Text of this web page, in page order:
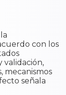
con los
validación,
mecanismos
señala